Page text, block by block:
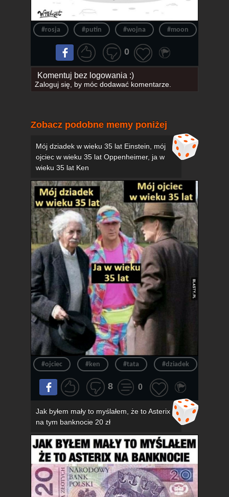
#rosja #putin #wojna #moon
0
Komentuj bez logowania :)
Zaloguj się, by móc dodawać komentarze.
Zobacz podobne memy poniżej
Mój dziadek w wieku 35 lat Einstein, mój
ojciec w wieku 35 lat Oppenheimer, ja w
wieku 35 lat Ken
#ojciec #ken #tata #dziadek
8 0
Jak byłem mały to myślałem, że to Asterix
na tym banknocie 20 zł